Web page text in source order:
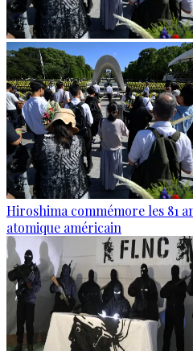
Hiroshima commémore les 81
atomique américain